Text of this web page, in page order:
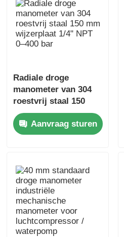
Radiale droge
manometer van 304
roestvrij staal 150
mm wijzerplaat 1/4"
NPT 0–400 bar
Aanvraag sturen